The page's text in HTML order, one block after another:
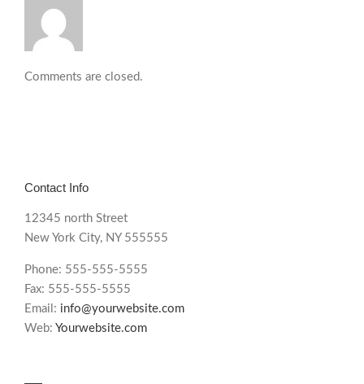
Comments are closed.
Contact Info
12345 north Street
New York City, NY 555555
Phone: 555-555-5555
Fax: 555-555-5555
Email: info@yourwebsite.com
Web: Yourwebsite.com